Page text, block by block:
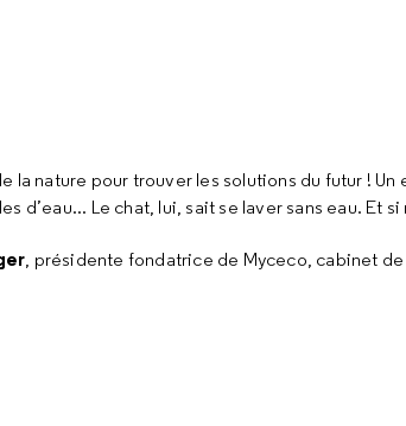
la nature pour trouver les solutions du futur !
d’eau... Le chat, lui, sait se laver sans eau. Et
, présidente fondatrice de Myceco, cabinet